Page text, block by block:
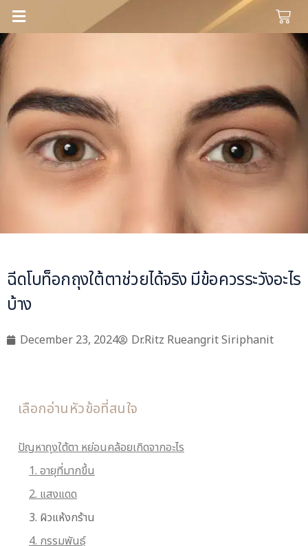
ฉีดโบท็อกถุงใต้ตาช่วยได้จริง มีข้อควรระวังอะไร
บ้าง
December 23, 2024 Dr.Ritz Rueangrit Siriphanit
เลือกอ่านหัวข้อที่สนใจ
ปัญหาถุงใต้ตา หย่อนคล้อยเกิดจากอะไร
1. อายุที่มากขึ้น
2. แสงแดด
3. ผิวแห้งกร้าน
4. กรรมพันธุ์